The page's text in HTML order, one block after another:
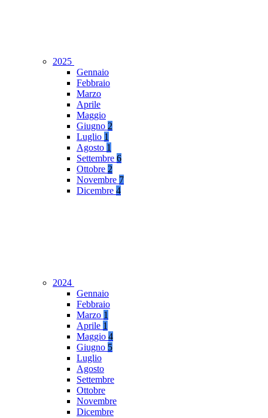
2025
Gennaio
Febbraio
Marzo
Aprile
Maggio
Giugno 2
Luglio 1
Agosto 1
Settembre 6
Ottobre 2
Novembre 7
Dicembre 4
2024
Gennaio
Febbraio
Marzo 1
Aprile 1
Maggio 4
Giugno 5
Luglio
Agosto
Settembre
Ottobre
Novembre
Dicembre